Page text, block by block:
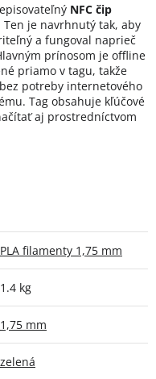
NFC čip
Ten je navrhnutý tak, aby
a fungoval naprieč
prínosom je offline
priamo v tagu, takže
potreby internetového
Tag obsahuje kľúčové
aj prostredníctvom
PLA filamenty 1,75 mm
1.4 kg
1,75 mm
zelená